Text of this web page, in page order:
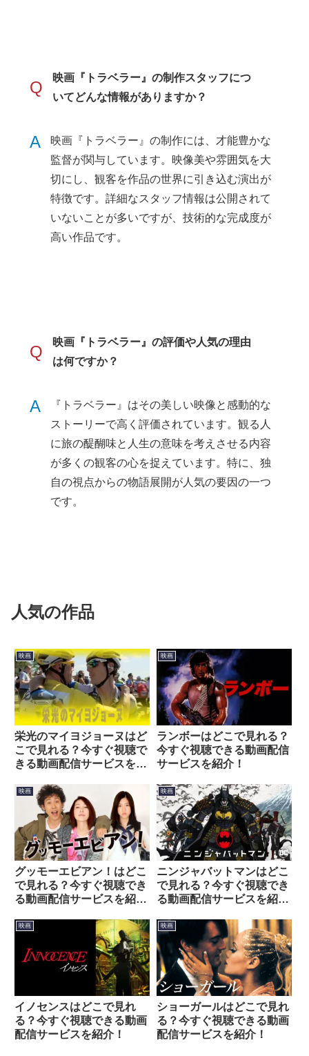
Q
映画『トラベラー』の制作スタッフにつ
いてどんな情報がありますか？
A
映画『トラベラー』の制作には、才能豊かな
監督が関与しています。映像美や雰囲気を大
切にし、観客を作品の世界に引き込む演出が
特徴です。詳細なスタッフ情報は公開されて
いないことが多いですが、技術的な完成度が
高い作品です。
Q
映画『トラベラー』の評価や人気の理由
は何ですか？
A
『トラベラー』はその美しい映像と感動的な
ストーリーで高く評価されています。観る人
に旅の醍醐味と人生の意味を考えさせる内容
が多くの観客の心を捉えています。特に、独
自の視点からの物語展開が人気の要因の一つ
です。
人気の作品
映画
栄光のマイヨジョーヌはど
こで見れる？今すぐ視聴で
きる動画配信サービスを紹
映画
ランボーはどこで見れる？
今すぐ視聴できる動画配信
サービスを紹介！
映画
グッモーエビアン！はどこ
で見れる？今すぐ視聴でき
る動画配信サービスを紹
映画
ニンジャバットマンはどこ
で見れる？今すぐ視聴でき
る動画配信サービスを紹
映画
イノセンスはどこで見れ
る？今すぐ視聴できる動画
配信サービスを紹介！
映画
ショーガールはどこで見れ
る？今すぐ視聴できる動画
配信サービスを紹介！